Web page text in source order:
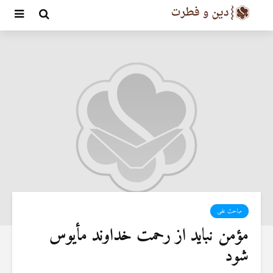
مباحث علمی
مؤمن نباید از رحمت خداوند مأیوس
شود